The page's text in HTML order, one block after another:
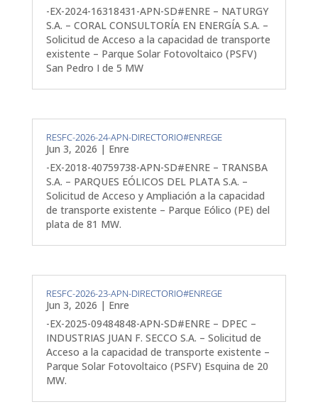
-EX-2024-16318431-APN-SD#ENRE – NATURGY
S.A. – CORAL CONSULTORÍA EN ENERGÍA S.A. –
Solicitud de Acceso a la capacidad de transporte
existente – Parque Solar Fotovoltaico (PSFV)
San Pedro I de 5 MW
RESFC-2026-24-APN-DIRECTORIO#ENREGE
Jun 3, 2026 | Enre
-EX-2018-40759738-APN-SD#ENRE – TRANSBA
S.A. – PARQUES EÓLICOS DEL PLATA S.A. –
Solicitud de Acceso y Ampliación a la capacidad
de transporte existente – Parque Eólico (PE) del
plata de 81 MW.
RESFC-2026-23-APN-DIRECTORIO#ENREGE
Jun 3, 2026 | Enre
-EX-2025-09484848-APN-SD#ENRE – DPEC –
INDUSTRIAS JUAN F. SECCO S.A. – Solicitud de
Acceso a la capacidad de transporte existente –
Parque Solar Fotovoltaico (PSFV) Esquina de 20
MW.